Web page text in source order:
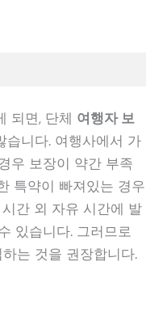
되면, 단체 여행자 보
습니다. 여행사에서 가
우 보장이 약간 부족
특약이 빠져있는 경우
간 외 자유 시간에 발
있습니다. 그러므로
는 것을 권장합니다.